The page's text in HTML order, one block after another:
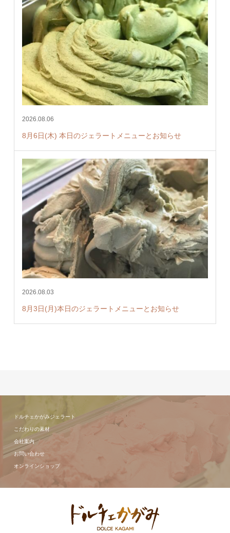
2026.08.06
8月6日(木) 本日のジェラートメニューとお知らせ
2026.08.03
8月3日(月)本日のジェラートメニューとお知らせ
ドルチェかがみジェラート
こだわりの素材
会社案内
お問い合わせ
オンラインショップ